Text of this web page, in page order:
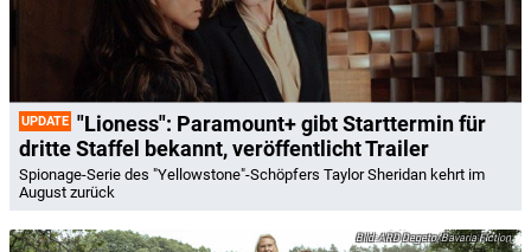
UPDATE "Lioness": Paramount+ gibt Starttermin für
dritte Staffel bekannt, veröffentlicht Trailer
Spionage-Serie des "Yellowstone"-Schöpfers Taylor Sheridan kehrt im
August zurück
ARD Degeto/Bavaria Fiction